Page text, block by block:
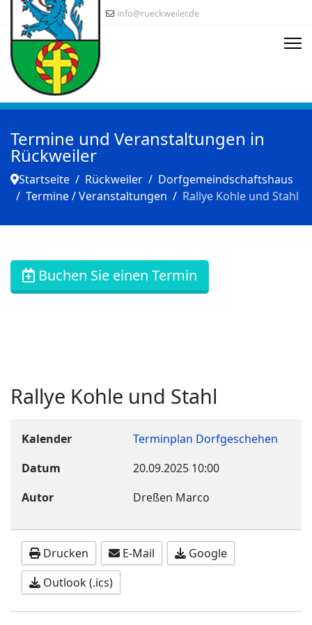
info@rueckweiler.de
Termine und Veranstaltungen in
Rückweiler
Startseite Rückweiler
Dorfgemeindschaftshaus
Termine / Veranstaltungen
Rallye Kohle und Stahl
Buchen Sie einen Termin
Rallye Kohle und Stahl
Kalender
Terminplan Dorfgeschehen
Datum
20.09.2025 10:00
Autor
Dreßen Marco
Drucken E-Mail
Google
Outlook (.ics)